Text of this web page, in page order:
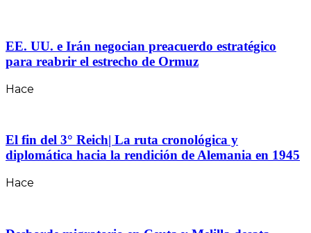
EE. UU. e Irán negocian preacuerdo estratégico
para reabrir el estrecho de Ormuz
Hace
El fin del 3° Reich| La ruta cronológica y
diplomática hacia la rendición de Alemania en 1945
Hace